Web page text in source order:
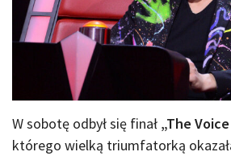
W sobotę odbył się finał „The
którego wielką triumfatorką